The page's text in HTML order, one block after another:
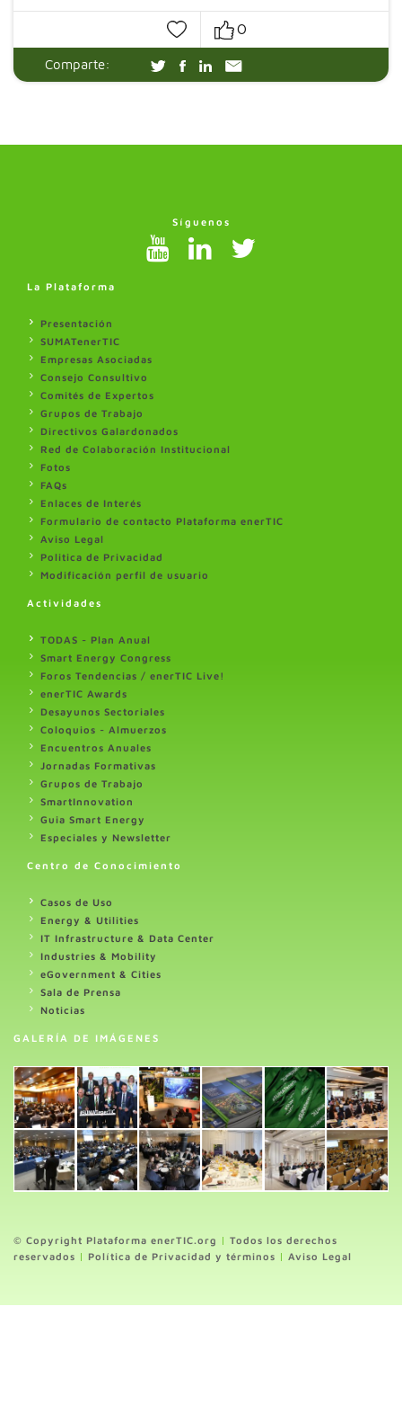
0
Comparte:
Síguenos
La Plataforma
Presentación
SUMATenerTIC
Empresas Asociadas
Consejo Consultivo
Comités de Expertos
Grupos de Trabajo
Directivos Galardonados
Red de Colaboración Institucional
Fotos
FAQs
Enlaces de Interés
Formulario de contacto Plataforma enerTIC
Aviso Legal
Politica de Privacidad
Modificación perfil de usuario
Actividades
TODAS - Plan Anual
Smart Energy Congress
Foros Tendencias / enerTIC Live!
enerTIC Awards
Desayunos Sectoriales
Coloquios - Almuerzos
Encuentros Anuales
Jornadas Formativas
Grupos de Trabajo
SmartInnovation
Guia Smart Energy
Especiales y Newsletter
Centro de Conocimiento
Casos de Uso
Energy & Utilities
IT Infrastructure & Data Center
Industries & Mobility
eGovernment & Cities
Sala de Prensa
Noticias
GALERÍA DE IMÁGENES
© Copyright Plataforma enerTIC.org | Todos los derechos
reservados | Política de Privacidad y términos | Aviso Legal